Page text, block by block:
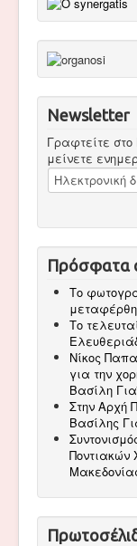
Newsletter
Γραφτείτε στο
μείνετε
Πρόσφατα
Το
Το
Νίκος
για την
Βασίλη
Στην Αρχή
Βασίλης
Ποντιακών